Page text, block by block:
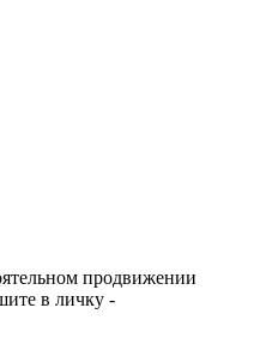
продвижении
в личку -